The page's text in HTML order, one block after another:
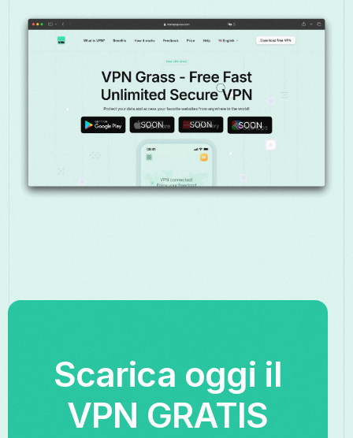
Scarica oggi il
VPN GRATIS